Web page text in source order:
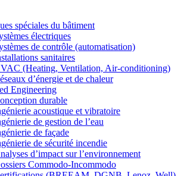
spéciales du bâtiment
électriques
de contrôle (automatisation)
sanitaires
(Heating, Ventilation, Air-conditioning)
d’énergie et de chaleur
Engineering
durable
acoustique et vibratoire
de gestion de l’eau
de façade
de sécurité incendie
d’impact sur l’environnement
Commodo-Incommodo